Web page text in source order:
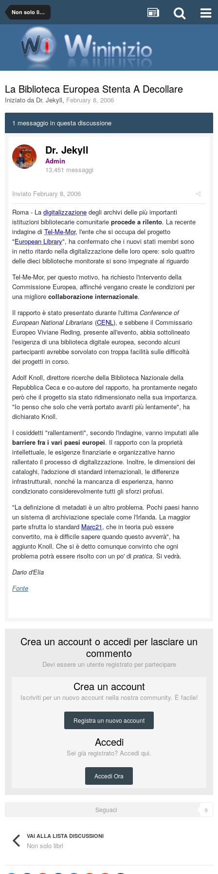
Non solo libri
La Biblioteca Europea Stenta A Decollare
Iniziato da Dr. Jekyll, February 8, 2006
1 messaggio in questa discussione
Dr. Jekyll
Admin
13,451 messaggi
Inviato February 8, 2006
Roma - La digitalizzazione degli archivi delle più importanti
istituzioni bibliotecarie comunitarie procede a rilento. La recente
indagine di Tel-Me-Mor, l'ente che si occupa del progetto
"European Library", ha confermato che i nuovi stati membri sono
in netto ritardo nella digitalizzazione delle loro opere: solo quattro
delle dieci biblioteche monitorate si sono impegnate al riguardo
Tel-Me-Mor, per questo motivo, ha richiesto l'intervento della
Commissione Europea, affinché vengano create le condizioni per
una migliore collaborazione internazionale.
Il rapporto è stato presentato durante l'ultima Conference of
European National Librarians (CENL), e sebbene il Commissario
Europeo Viviane Reding, presente all'evento, abbia sottolineato
l'esigenza di una biblioteca digitale europea, secondo alcuni
partecipanti avrebbe sorvolato con troppa facilità sulle difficoltà
dei progetti in corso.
Adolf Knoll, direttore ricerche della Biblioteca Nazionale della
Repubblica Ceca e co-autore del rapporto, ha prontamente negato
però che il progetto sia stato ridimensionato nella sua importanza.
"Io penso che solo che verrà portato avanti più lentamente", ha
dichiarato Knoll.
I cosiddetti "rallentamenti", secondo l'indagine, vanno imputati alle
barriere fra i vari paesi europei. Il rapporto con la proprietà
intellettuale, le esigenze finanziarie e organizzative hanno
rallentato il processo di digitalizzazione. Inoltre, le dimensioni dei
cataloghi, l'adozione di standard internazionali, le differenze
infrastrutturali, nonché la mancanza di esperienza, hanno
condizionato considerevolmente tutti gli sforzi profusi.
"La definizione di metadati è un altro problema. Pochi paesi hanno
un sistema di archiviazione speciale come l'Irlanda. La maggior
parte sfrutta lo standard Marc21, che in teoria può essere
convertito, ma è difficile sapere quando questo avverrà", ha
aggiunto Knoll. Che si è detto comunque convinto che ogni
problema potrà essere risolto con un po' di pratica. Si vedrà.
Dario d'Elia
Fonte
Crea un account o accedi per lasciare un
commento
Devi essere un utente registrato per partecipare
Crea un account
Iscriviti per un nuovo account nella nostra community. È facile!
Registra un nuovo account
Accedi
Sei già registrato? Accedi qui.
Accedi Ora
Seguaci 0
VAI ALLA LISTA DISCUSSIONI
Non solo libri